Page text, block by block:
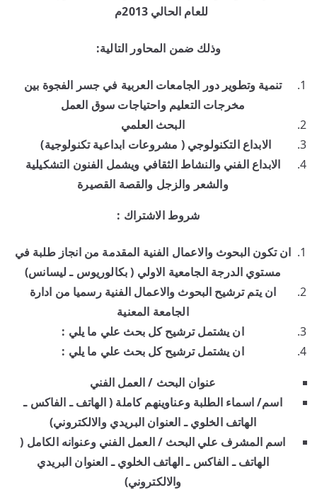
للعام الحالي 2013م
وذلك ضمن المحاور التالية:
تنمية وتطوير دور الجامعات العربية في جسر الفجوة بين
مخرجات التعليم واحتياجات سوق العمل
البحث العلمي
الابداع التكنولوجي ( مشروعات ابداعية تكنولوجية)
الابداع الفني والنشاط الثقافي ويشمل الفنون التشكيلية
والشعر والزجل والقصة القصيرة
شروط الاشتراك :
ان تكون البحوث والاعمال الفنية المقدمة من انجاز طلبة في
مستوي الدرجة الجامعية الاولي ( بكالوريوس ـ ليسانس)
ان يتم ترشيح البحوث والاعمال الفنية رسميا من ادارة
الجامعة المعنية
ان يشتمل ترشيح كل بحث علي ما يلي :
ان يشتمل ترشيح كل بحث علي ما يلي :
عنوان البحث / العمل الفني
اسم/ اسماء الطلبة وعناوينهم كاملة ( الهاتف ـ الفاكس ـ
الهاتف الخلوي ـ العنوان البريدي والالكتروني)
اسم المشرف علي البحث / العمل الفني وعنوانه الكامل (
الهاتف ـ الفاكس ـ الهاتف الخلوي ـ العنوان البريدي
والالكتروني)